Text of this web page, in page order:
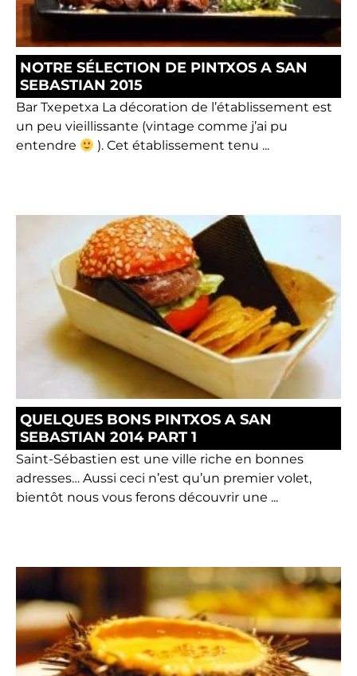
NOTRE SÉLECTION DE PINTXOS A SAN
SEBASTIAN 2015
Bar Txepetxa La décoration de l’établissement est
un peu vieillissante (vintage comme j’ai pu
entendre
). Cet établissement tenu ...
QUELQUES BONS PINTXOS A SAN
SEBASTIAN 2014 PART 1
Saint-Sébastien est une ville riche en bonnes
adresses… Aussi ceci n’est qu’un premier volet,
bientôt nous vous ferons découvrir une ...